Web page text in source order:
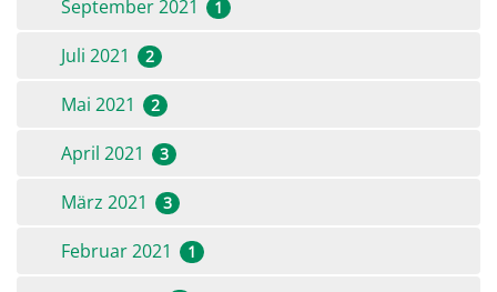
September 2021 1
Juli 2021 2
Mai 2021 2
April 2021 3
März 2021 3
Februar 2021 1